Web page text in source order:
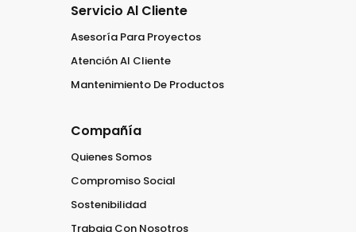
Servicio Al Cliente
Asesoría Para Proyectos
Atención Al Cliente
Mantenimiento De Productos
Compañía
Quienes Somos
Compromiso Social
Sostenibilidad
Trabaja Con Nosotros